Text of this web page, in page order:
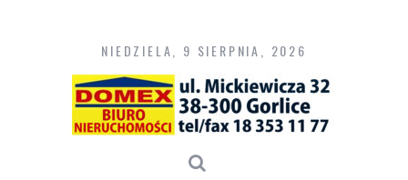
content
NIEDZIELA, 9 SIERPNIA, 2026